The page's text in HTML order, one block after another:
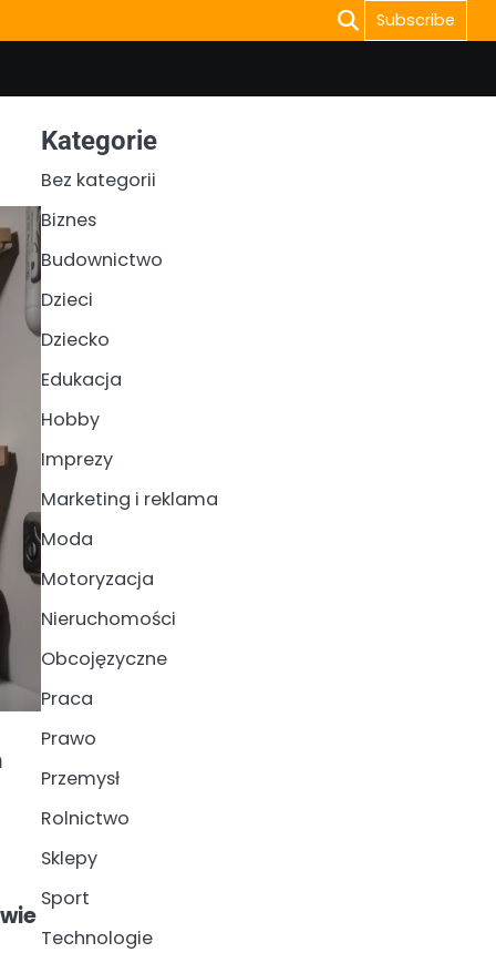
Subscribe
Kategorie
Bez kategorii
Biznes
Budownictwo
Dzieci
Dziecko
Edukacja
Hobby
Imprezy
Marketing i reklama
Moda
Motoryzacja
Nieruchomości
Obcojęzyczne
Praca
Prawo
Przemysł
Rolnictwo
Sklepy
Sport
Technologie